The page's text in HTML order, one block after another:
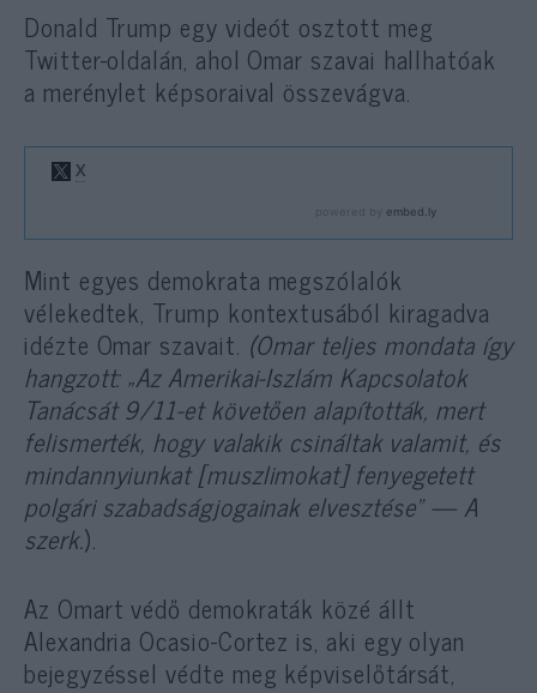
Donald Trump egy videót osztott meg
Twitter-oldalán, ahol Omar szavai hallhatóak
a merénylet képsoraival összevágva.
Mint egyes demokrata megszólalók
vélekedtek, Trump kontextusából kiragadva
idézte Omar szavait. (Omar teljes mondata így
hangzott: „Az Amerikai-Iszlám Kapcsolatok
Tanácsát 9/11-et követően alapították, mert
felismerték, hogy valakik csináltak valamit, és
mindannyiunkat [muszlimokat] fenyegetett
polgári szabadságjogainak elvesztése” —A
szerk.).
Az Omart védő demokraták közé állt
Alexandria Ocasio-Cortez is, aki egy olyan
bejegyzéssel védte meg képviselőtársát,